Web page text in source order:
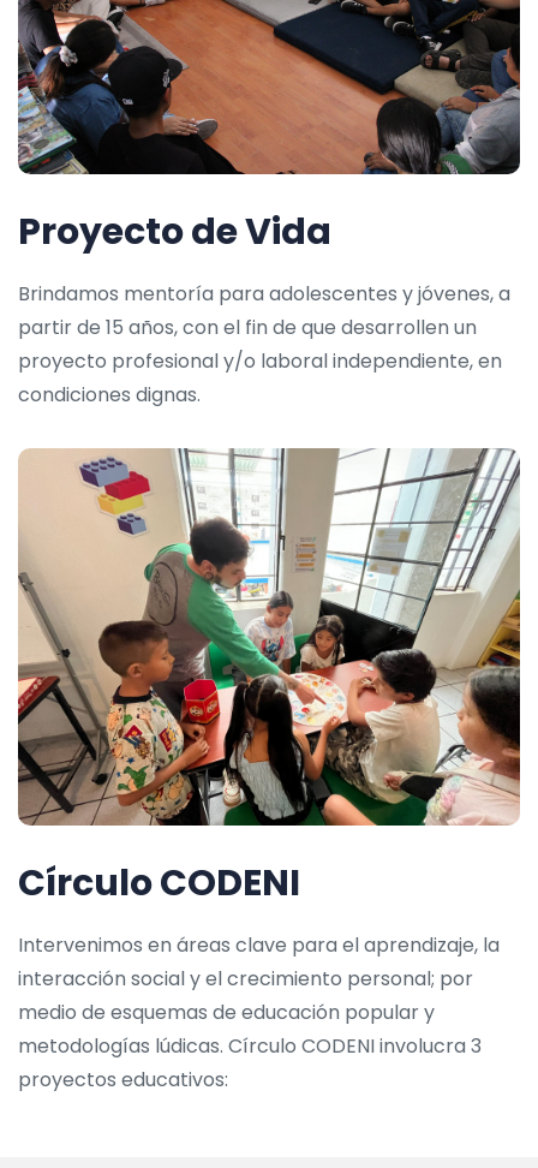
Proyecto de Vida
Brindamos mentoría para adolescentes y jóvenes, a
partir de 15 años, con el fin de que desarrollen un
proyecto profesional y/o laboral independiente, en
condiciones dignas.
Círculo CODENI
Intervenimos en áreas clave para el aprendizaje, la
interacción social y el crecimiento personal; por
medio de esquemas de educación popular y
metodologías lúdicas. Círculo CODENI involucra 3
proyectos educativos: